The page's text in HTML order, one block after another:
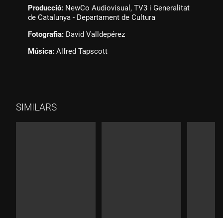
Producció: NewCo Audiovisual, TV3 i Generalitat
de Catalunya - Departament de Cultura
Fotografia: David Valldepérez
Música: Alfred Tapscott
SIMILARS